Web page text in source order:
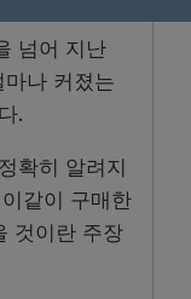
넘어 지난
나 커졌는
.
확히 알려지
같이 구매한
것이란 주장